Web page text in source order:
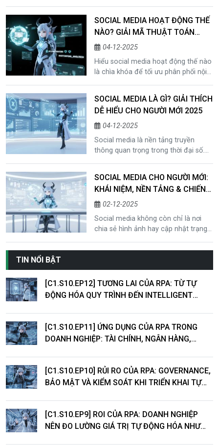
ý tưởng, tương tác ảo hay vi phạm kỹ
thuật. Bài viết phân tích chi tiết từng
lỗi và hướng dẫn cách tránh để tăng
tương tác và phát triển bền vững.
SOCIAL MEDIA HOẠT ĐỘNG THẾ
NÀO? GIẢI MÃ THUẬT TOÁN
SOCIAL
04-12-2025
Hiểu social media hoạt động thế nào
là chìa khóa để tối ưu phân phối nội
tảng. Bài viết giải mã thuật toán
social, cơ chế đề xuất, lý do bị “bóp
reach” và cách khiến nội dung được
ưu tiên trong thời đại AI và dữ liệu.
SOCIAL MEDIA LÀ GÌ? GIẢI THÍCH
DỄ HIỂU CHO NGƯỜI MỚI 2025
04-12-2025
Social media là nền tảng truyền
thông quan trọng trong thời đại số.
media là gì, cách hoạt động, các loại
nền tảng, lợi ích và vai trò của AI
trong marketing và doanh nghiệp.
SOCIAL MEDIA CHO NGƯỜI MỚI:
KHÁI NIỆM, NỀN TẢNG & CHIẾN
LƯỢC
02-12-2025
Social media không còn chỉ là nơi
chia sẻ hình ảnh hay cập nhật trạng
triển mạnh mẽ của ứng dụng AI, các
truyền thông – dữ liệu – thương mại
nơi cá nhân và doanh nghiệp có thể
xây dựng thương hiệu, tiếp cận khách
một cách khoa học hơn.
TIN NỔI BẬT
[C1.S10.EP12] TƯƠNG LAI CỦA RPA: TỪ TỰ
ĐỘNG HÓA QUY TRÌNH ĐẾN INTELLIGENT
[C1.S10.EP11] ỨNG DỤNG CỦA RPA TRONG
DOANH NGHIỆP: TÀI CHÍNH, NGÂN HÀNG,
[C1.S10.EP10] RỦI RO CỦA RPA: GOVERNANCE,
BẢO MẬT VÀ KIỂM SOÁT KHI TRIỂN KHAI TỰ
[C1.S10.EP9] ROI CỦA RPA: DOANH NGHIỆP
NÊN ĐO LƯỜNG GIÁ TRỊ TỰ ĐỘNG HÓA NHƯ